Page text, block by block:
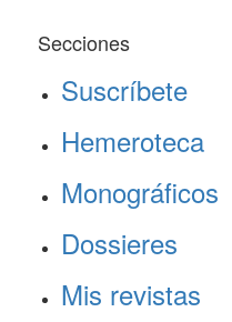
Secciones
Suscríbete
Hemeroteca
Monográficos
Dossieres
Mis revistas